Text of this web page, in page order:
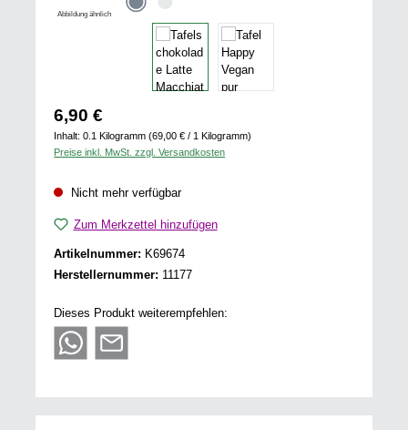
Abbildung ähnlich
Regulärer Preis:
6,90 €
Inhalt:0.1 Kilogramm(69,00 € / 1 Kilogramm)
Preise inkl. MwSt. zzgl. Versandkosten
Nicht mehr verfügbar
Zum Merkzettel hinzufügen
Artikelnummer: K69674
Herstellernummer: 11177
Dieses Produkt weiterempfehlen: